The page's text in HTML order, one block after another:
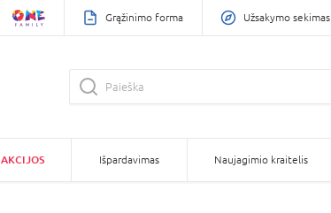
Grąžinimo forma Užsakymo sekimas
AKCIJOS Išpardavimas Naujagimio kraitelis